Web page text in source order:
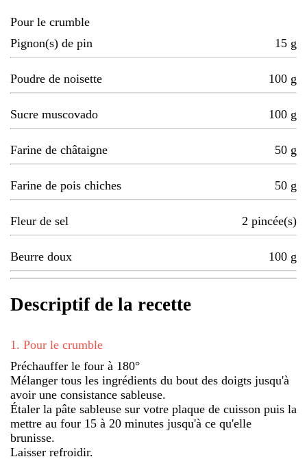
Pour le crumble
Pignon(s) de pin
15 g
Poudre de noisette 100 g
Sucre muscovado 100 g
Farine de châtaigne 50 g
Farine de pois chiches 50 g
Fleur de sel 2 pincée(s)
Beurre doux 100 g
Descriptif de la recette
1 . Pour le crumble
Préchauffer le four à 180°
Mélanger tous les ingrédients du bout des doigts jusqu'à
avoir une consistance sableuse.
Étaler la pâte sableuse sur votre plaque de cuisson puis la
mettre au four 15 à 20 minutes jusqu'à ce qu'elle
brunisse.
Laisser refroidir.